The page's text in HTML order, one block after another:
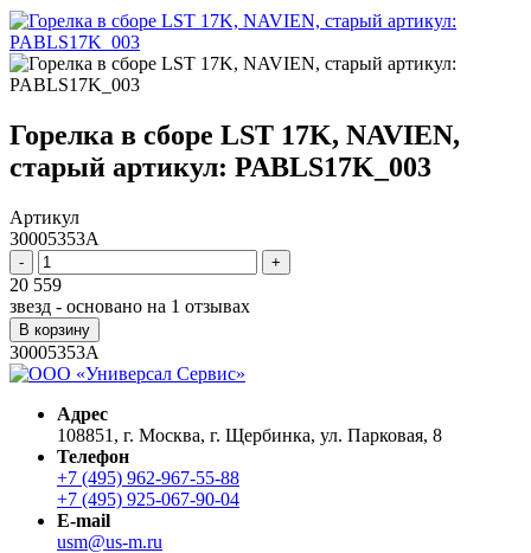
Горелка в сборе LST 17K, NAVIEN,
старый артикул: PABLS17K_003
Артикул
30005353A
- +
20 559
звезд - основано на 1 отзывах
В корзину
30005353A
Адрес
108851, г. Москва, г. Щербинка, ул. Парковая, 8
Телефон
+7 (495) 962-967-55-88
+7 (495) 925-067-90-04
E-mail
usm@us-m.ru